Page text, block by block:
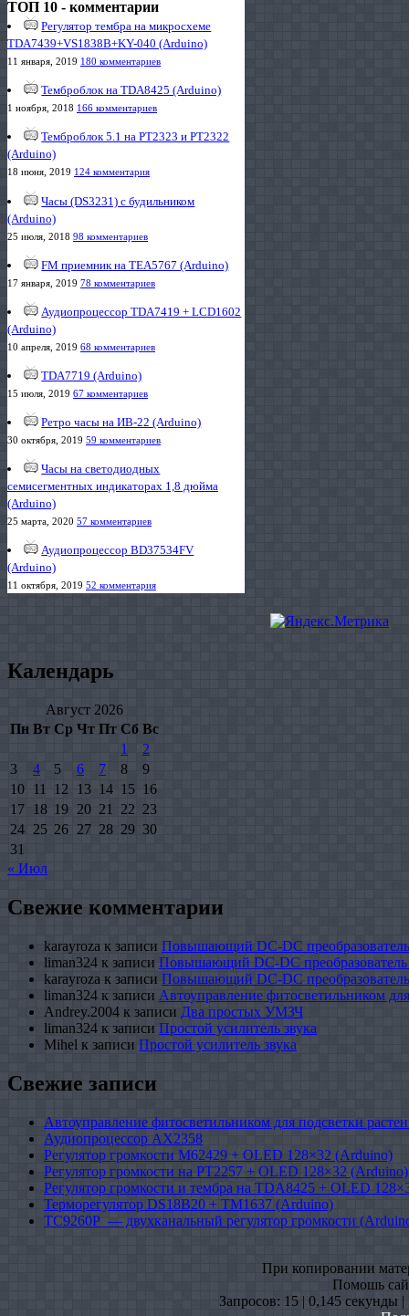
ТОП 10 - комментарии
Регулятор тембра на микросхеме
TDA7439+VS1838B+KY-040 (Arduino)
11 января, 2019 180 комментариев
Темброблок на TDA8425 (Arduino)
1 ноября, 2018 166 комментариев
Темброблок 5.1 на PT2323 и PT2322
(Arduino)
18 июня, 2019 124 комментария
Часы (DS3231) с будильником
(Arduino)
25 июля, 2018 98 комментариев
FM приемник на TEA5767 (Arduino)
17 января, 2019 78 комментариев
Аудиопроцессор TDA7419 + LCD1602
(Arduino)
10 апреля, 2019 68 комментариев
TDA7719 (Arduino)
15 июля, 2019 67 комментариев
Ретро часы на ИВ-22 (Arduino)
30 октября, 2019 59 комментариев
Часы на светодиодных
семисегментных индикаторах 1,8 дюйма
(Arduino)
25 марта, 2020 57 комментариев
Аудиопроцессор BD37534FV
(Arduino)
11 октября, 2019 52 комментария
Календарь
Август 2026
Пн Вт Ср Чт Пт Сб Вс
1
2
3
4 5 6 7 8
9
10 11 12 13 14 15 16
17 18 19 20 21 22 23
24 25 26 27 28 29 30
31
« Июл
Свежие комментарии
karayroza к записи Повышающий DC-DC
liman324 к записи Повышающий DC-DC
karayroza к записи Повышающий DC-DC
liman324 к записи Автоуправление фитосветильником
Andrey.2004 к записи Два простых УМЗЧ
liman324 к записи Простой усилитель звука
Mihel к записи Простой усилитель звука
Свежие записи
Автоуправление фитосветильником для подсветки
Аудиопроцессор AX2358
Регулятор громкости M62429 + OLED 128×32 (Arduino)
Регулятор громкости на PT2257 + OLED 128×32 (Arduino)
Регулятор громкости и тембра на TDA8425 + OLED
Терморегулятор DS18B20 + TM1637 (Arduino)
TC9260P — двухканальный регулятор громкости
При копировании
Помошь
Запросов: 15 | 0,145 секунды